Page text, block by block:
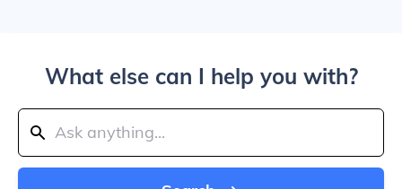
What else can I help you with?